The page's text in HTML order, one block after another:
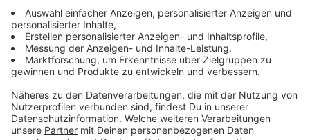
Sky. Besser haben es Anhänger vom FC Bayern. Denn
Sky zeigt sowohl Hin- als auch Rückspiel gegen den
FC Chelsea live (25.02 und 18.03 - 21 Uhr).
Grundsätzlich teilen sich Sky und DAZN sechs von